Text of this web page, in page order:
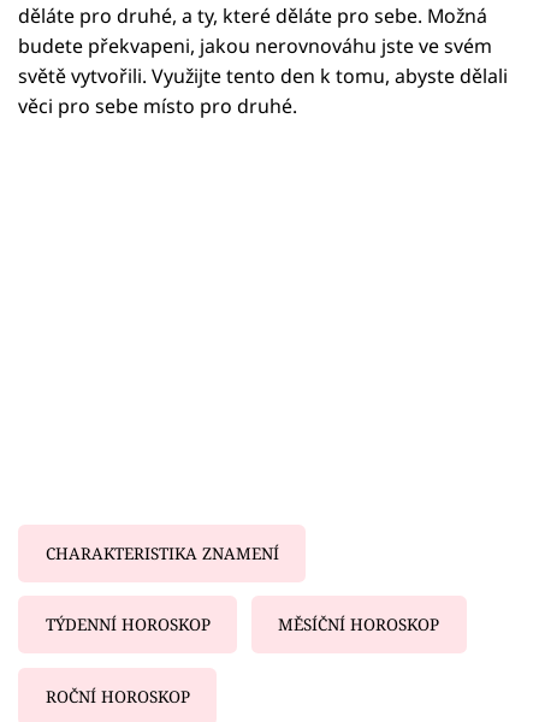
Pořady
Mámy sobě
děláte pro druhé, a ty, které děláte pro sebe. Možná
budete překvapeni, jakou nerovnováhu jste ve svém
světě vytvořili. Využijte tento den k tomu, abyste dělali
věci pro sebe místo pro druhé.
CHARAKTERISTIKA ZNAMENÍ
TÝDENNÍ HOROSKOP MĚSÍČNÍ HOROSKOP
ROČNÍ HOROSKOP